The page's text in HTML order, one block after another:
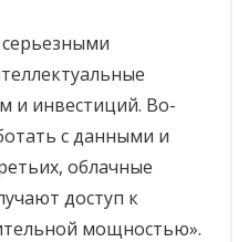
и инвестиций. Во-
с данными и
облачные
доступ к
мощностью».